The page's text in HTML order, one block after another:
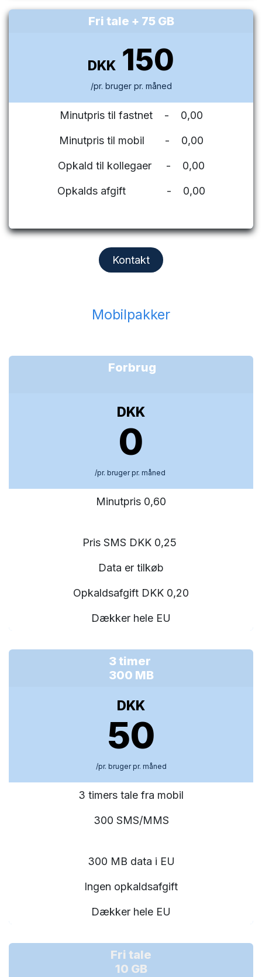
Fri tale + 75 GB
DKK 150
/pr. bruger pr. måned
Minutpris til fastnet - 0,00
Minutpris til mobil - 0,00
Opkald til kollegaer - 0,00
Opkalds afgift - 0,00
Kontakt
Mobilpakker
Forbrug
DKK
0
/pr. bruger pr. måned
Minutpris 0,60
Pris SMS DKK 0,25
Data er tilkøb
Opkaldsafgift DKK 0,20
Dækker hele EU
3 timer
300 MB
DKK
50
/pr. bruger pr. måned
3 timers tale fra mobil
300 SMS/MMS
300 MB data i EU
Ingen opkaldsafgift
Dækker hele EU
Fri tale
10 GB